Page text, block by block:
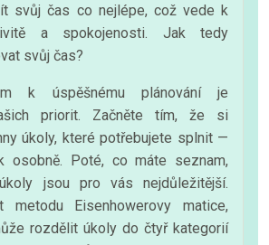
svůj čas co nejlépe, což vede k
a spokojenosti. Jak tedy
svůj čas?
k úspěšnému plánování je
priorit. Začněte tím, že si
úkoly, které potřebujete splnit —
osobně. Poté, co máte seznam,
jsou pro vás nejdůležitější.
metodu Eisenhowerovy matice,
rozdělit úkoly do čtyř kategorií